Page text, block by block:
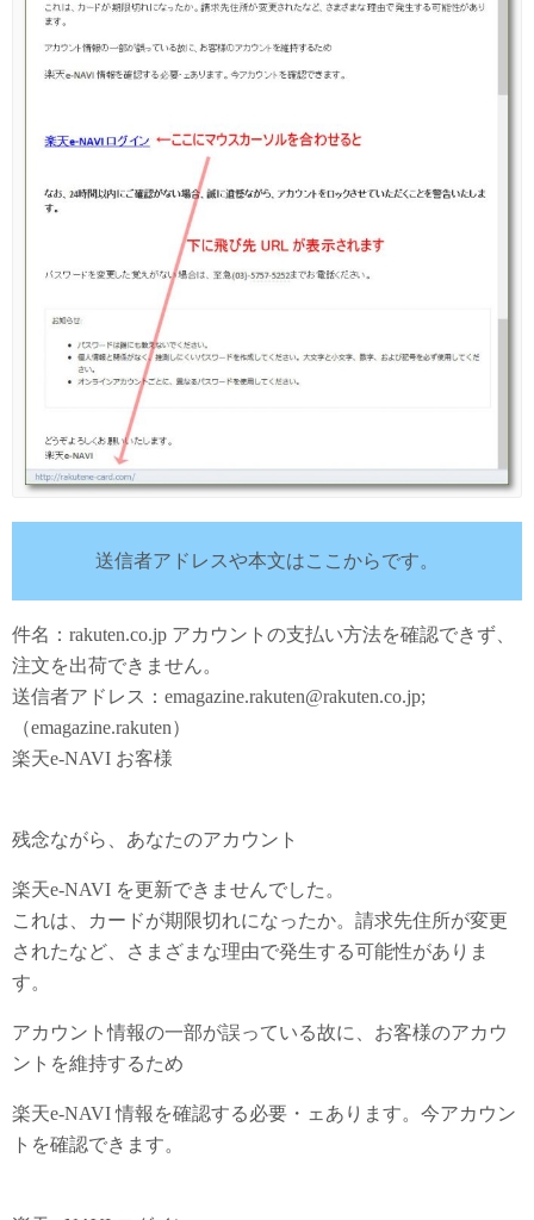
送信者アドレスや本文はここからです。
件名：rakuten.co.jp アカウントの支払い方法を確認できず、
注文を出荷できません。
送信者アドレス：emagazine.rakuten@rakuten.co.jp;
（emagazine.rakuten）
楽天e-NAVI お客様
残念ながら、あなたのアカウント
楽天e-NAVI を更新できませんでした。
これは、カードが期限切れになったか。請求先住所が変更
されたなど、さまざまな理由で発生する可能性がありま
す。
アカウント情報の一部が誤っている故に、お客様のアカウ
ントを維持するため
楽天e-NAVI 情報を確認する必要・ェあります。今アカウン
トを確認できます。